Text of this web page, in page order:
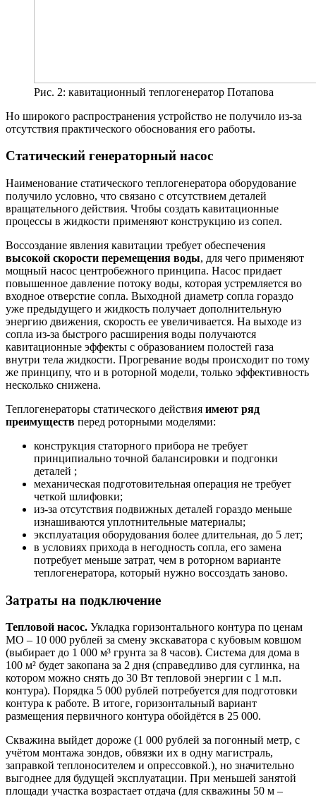
Рис. 2: кавитационный теплогенератор Потапова
Но широкого распространения устройство не получило из-за
отсутствия практического обоснования его работы.
Статический генераторный насос
Наименование статического теплогенератора оборудование
получило условно, что связано с отсутствием деталей
вращательного действия. Чтобы создать кавитационные
процессы в жидкости применяют конструкцию из сопел.
Воссоздание явления кавитации требует обеспечения
высокой скорости перемещения воды, для чего применяют
мощный насос центробежного принципа. Насос придает
повышенное давление потоку воды, которая устремляется во
входное отверстие сопла. Выходной диаметр сопла гораздо
уже предыдущего и жидкость получает дополнительную
энергию движения, скорость ее увеличивается. На выходе из
сопла из-за быстрого расширения воды получаются
кавитационные эффекты с образованием полостей газа
внутри тела жидкости. Прогревание воды происходит по тому
же принципу, что и в роторной модели, только эффективность
несколько снижена.
Теплогенераторы статического действия имеют ряд
преимуществ перед роторными моделями:
конструкция статорного прибора не требует
принципиально точной балансировки и подгонки
деталей ;
механическая подготовительная операция не требует
четкой шлифовки;
из-за отсутствия подвижных деталей гораздо меньше
изнашиваются уплотнительные материалы;
эксплуатация оборудования более длительная, до 5 лет;
в условиях прихода в негодность сопла, его замена
потребует меньше затрат, чем в роторном варианте
теплогенератора, который нужно воссоздать заново.
Затраты на подключение
Тепловой насос. Укладка горизонтального контура по ценам
МО – 10 000 рублей за смену экскаватора с кубовым ковшом
(выбирает до 1 000 м³ грунта за 8 часов). Система для дома в
100 м² будет закопана за 2 дня (справедливо для суглинка, на
котором можно снять до 30 Вт тепловой энергии с 1 м.п.
контура). Порядка 5 000 рублей потребуется для подготовки
контура к работе. В итоге, горизонтальный вариант
размещения первичного контура обойдётся в 25 000.
Скважина выйдет дороже (1 000 рублей за погонный метр, с
учётом монтажа зондов, обвязки их в одну магистраль,
заправкой теплоносителем и опрессовкой.), но значительно
выгоднее для будущей эксплуатации. При меньшей занятой
площади участка возрастает отдача (для скважины 50 м –